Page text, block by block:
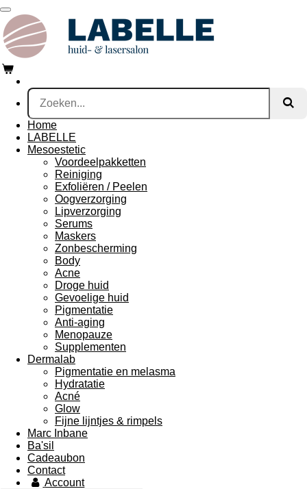
Ga
direct
naar
de
hoofdinhoud
Home
LABELLE
Mesoestetic
Voordeelpakketten
Reiniging
Exfoliëren / Peelen
Oogverzorging
Lipverzorging
Serums
Maskers
Zonbescherming
Body
Acne
Droge huid
Gevoelige huid
Pigmentatie
Anti-aging
Menopauze
Supplementen
Dermalab
Pigmentatie en melasma
Hydratatie
Acné
Glow
Fijne lijntjes & rimpels
Marc Inbane
Ba'sil
Cadeaubon
Contact
Account